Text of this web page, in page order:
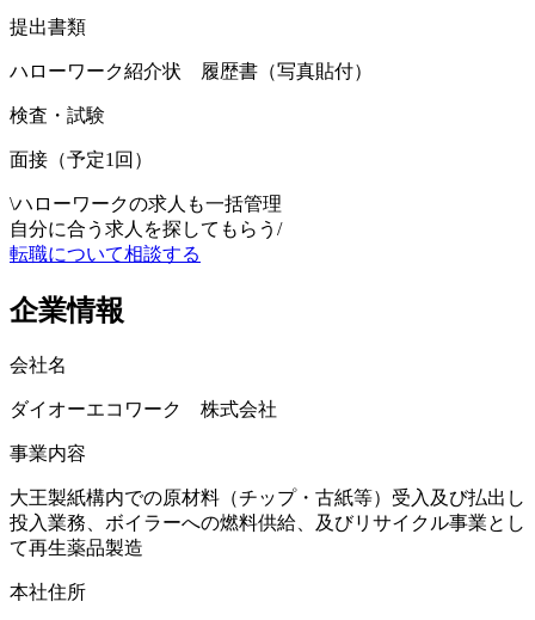
提出書類
ハローワーク紹介状 履歴書（写真貼付）
検査・試験
面接（予定1回）
\ハローワークの求人も一括管理
自分に合う求人を探してもらう /
転職について相談する
企業情報
会社名
ダイオーエコワーク 株式会社
事業内容
大王製紙構内での原材料（チップ・古紙等）受入及び払出し
投入業務、ボイラーへの燃料供給、及びリサイクル事業とし
て再生薬品製造
本社住所